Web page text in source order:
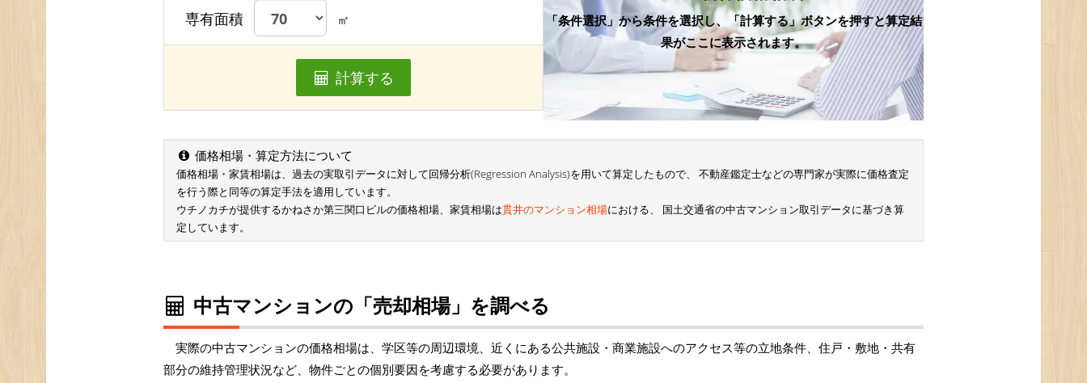
専有面積 ㎡
計算する
「条件選択」から条件を選択し、「計算する」ボタンを押すと算定結
果がここに表示されます。
価格相場・算定方法について
価格相場・家賃相場は、過去の実取引データに対して回帰分析(Regression Analysis)を用いて算定したもので、 不動産鑑定士などの専門家が実際に価格査定
を行う際と同等の算定手法を適用しています。
ウチノカチが提供するかねさか第三関口ビルの価格相場、家賃相場は貫井のマンション相場における、 国土交通省の中古マンション取引データに基づき算
定しています。
中古マンションの「売却相場」を調べる
実際の中古マンションの価格相場は、学区等の周辺環境、近くにある公共施設・商業施設へのアクセス等の立地条件、住戸・敷地・共有
部分の維持管理状況など、物件ごとの個別要因を考慮する必要があります。